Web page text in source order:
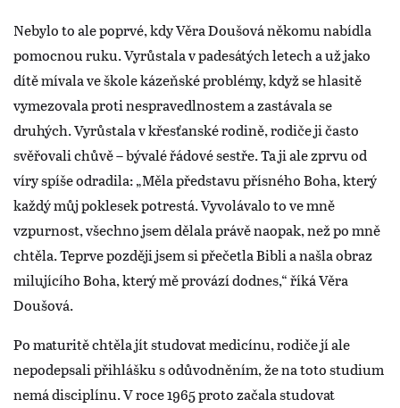
Nebylo to ale poprvé, kdy Věra Doušová někomu nabídla
pomocnou ruku. Vyrůstala v padesátých letech a už jako
dítě mívala ve škole kázeňské problémy, když se hlasitě
vymezovala proti nespravedlnostem a zastávala se
druhých. Vyrůstala v křesťanské rodině, rodiče ji často
svěřovali chůvě – bývalé řádové sestře. Ta ji ale zprvu od
víry spíše odradila: „Měla představu přísného Boha, který
každý můj poklesek potrestá. Vyvolávalo to ve mně
vzpurnost, všechno jsem dělala právě naopak, než po mně
chtěla. Teprve později jsem si přečetla Bibli a našla obraz
milujícího Boha, který mě provází dodnes,“ říká Věra
Doušová.
Po maturitě chtěla jít studovat medicínu, rodiče jí ale
nepodepsali přihlášku s odůvodněním, že na toto studium
nemá disciplínu. V roce 1965 proto začala studovat